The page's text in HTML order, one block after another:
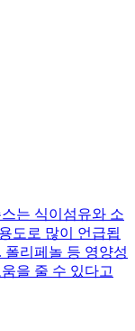
는 식이섬유와 소
도로 많이 언급됩
리페놀 등 영양성
을 줄 수 있다고